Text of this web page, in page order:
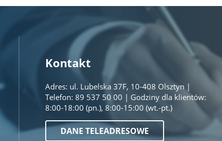
Kontakt
Adres: ul. Lubelska 37F, 10-408 Olsztyn |
Telefon: 89 537 50 00 | Godziny dla klientów:
8:00-18:00 (pn.), 8:00-15:00 (wt.-pt.)
DANE TELEADRESOWE